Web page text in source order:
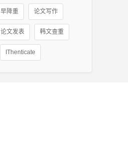
早降重 论文写作
论文发表 韩文查重
IThenticate